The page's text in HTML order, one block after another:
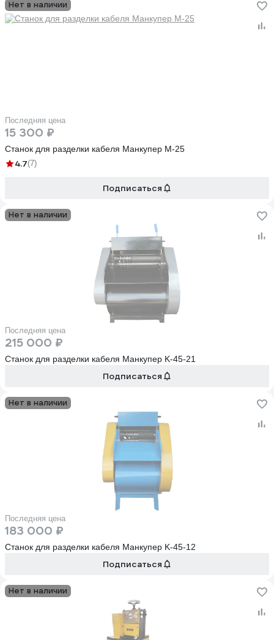
Нет в наличии
Последняя цена
15 300 ₽
Станок для разделки кабеля Манкупер M-25
4.7(7)
Подписаться
Нет в наличии
Последняя цена
215 000 ₽
Станок для разделки кабеля Манкупер K-45-21
Подписаться
Нет в наличии
Последняя цена
183 000 ₽
Станок для разделки кабеля Манкупер K-45-12
Подписаться
Нет в наличии